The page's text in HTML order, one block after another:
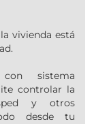
vivienda está
sistema
controlar la
y otros
desde tu